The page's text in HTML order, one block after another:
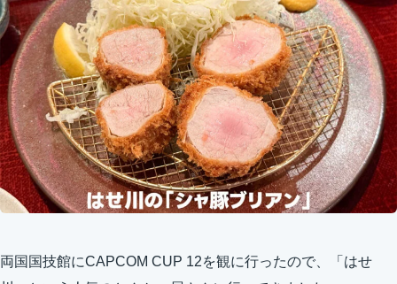
両国国技館にCAPCOM CUP 12を観に行ったので、「はせ